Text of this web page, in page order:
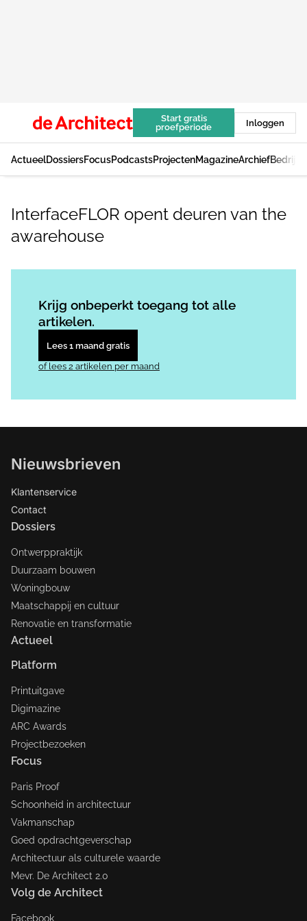
Start gratis
proefperiode
Inloggen
ActueelDossiersFocusPodcastsProjectenMagazineArchief
InterfaceFLOR opent deuren van the
awarehouse
Krijg onbeperkt toegang tot alle
artikelen.
Lees 1 maand gratis
of lees 2 artikelen per maand
Nieuwsbrieven
Klantenservice
Contact
Dossiers
Ontwerppraktijk
Duurzaam bouwen
Woningbouw
Maatschappij en cultuur
Renovatie en transformatie
Actueel
Platform
Printuitgave
Digimazine
ARC Awards
Projectbezoeken
Focus
Paris Proof
Schoonheid in architectuur
Vakmanschap
Goed opdrachtgeverschap
Architectuur als culturele waarde
Mevr. De Architect 2.0
Volg de Architect
Facebook